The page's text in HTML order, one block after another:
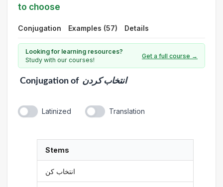
to choose
Conjugation Examples (57) Details
Looking for learning resources?
Study with our courses!
Get a full course →
Conjugationof انتخاب کردن
Latinized Translation
Stems
انتخاب کن